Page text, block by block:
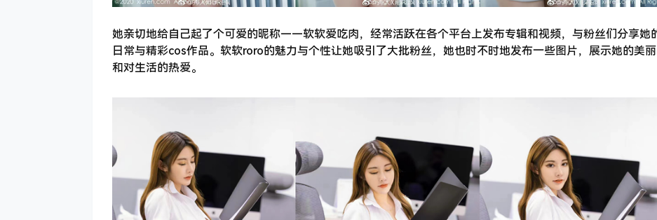
她亲切地给自己起了个可爱的昵称——软软爱吃肉，经常活跃在各个平台上发布专辑和视频，与粉丝们分享她
日常与精彩cos作品。软软roro的魅力与个性让她吸引了大批粉丝，她也时不时地发布一些图片，展示她的美丽
和对生活的热爱。